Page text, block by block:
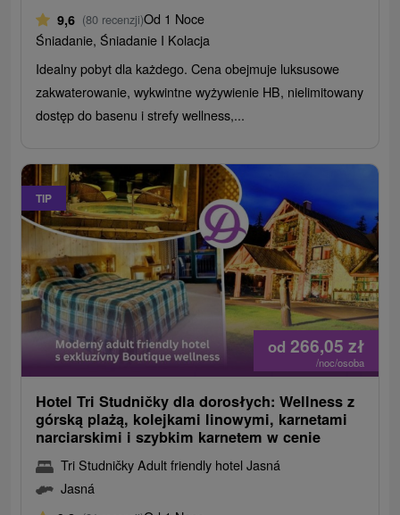
9,6 (80 recenzji)Od 1 Noce
Śniadanie, Śniadanie I Kolacja
Idealny pobyt dla każdego. Cena obejmuje luksusowe
zakwaterowanie, wykwintne wyżywienie HB, nielimitowany
dostęp do basenu i strefy wellness,...
TIP
od 266,05 zł
/noc/osoba
Hotel Tri Studničky dla dorosłych: Wellness z
górską plażą, kolejkami linowymi, karnetami
narciarskimi i szybkim karnetem w cenie
Tri Studničky Adult friendly hotel Jasná
Jasná